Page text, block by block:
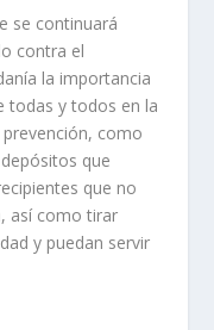
se continuará
contra el
la importancia
todas y todos en la
como
que
que no
así como tirar
y puedan servir